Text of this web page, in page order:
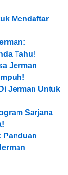
Mendaftar
Tahu!
Jerman
Jerman Untuk
Sarjana
Panduan